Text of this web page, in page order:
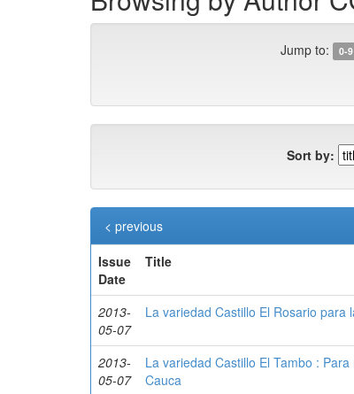
Jump to: 0-9
Sort by:
< previous
Issue
Date
Title
2013-
05-07
La variedad Castillo El Rosario
2013-
05-07
La variedad Castillo El Tambo :
Cauca